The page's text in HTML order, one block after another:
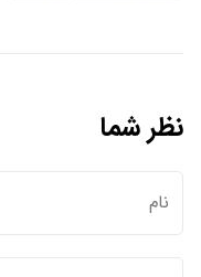
نظر شما